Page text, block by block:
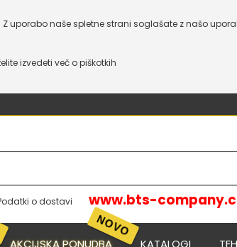
uporabo naše spletne strani soglašate z našo
izvedeti več o piškotkih
o dostavi www.bts-
NOVO
AKCIJSKA PONUDBA KATALOGI